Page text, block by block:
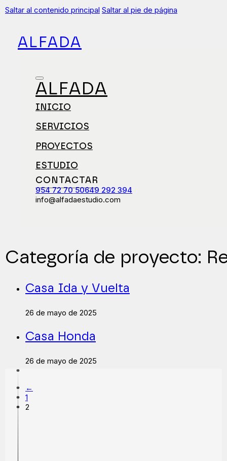
Saltar al contenido principal Saltar al pie de página
ALFADA
ALFADA
INICIO
SERVICIOS
PROYECTOS
ESTUDIO
CONTACTAR
954 72 70 50649 292 394
info@alfadaestudio.com
Categoría de proyecto:
Casa Ida y Vuelta
26 de mayo de 2025
Casa Honda
26 de mayo de 2025
←
1
2